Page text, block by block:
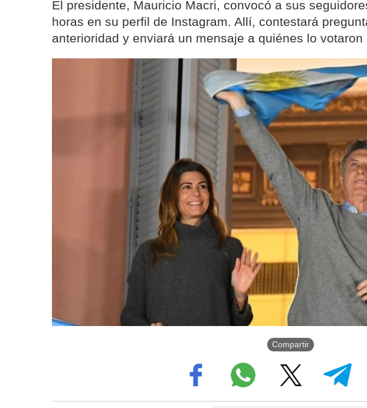
El presidente, Mauricio Macri, convocó a sus
horas en su perfil de Instagram. Allí, contestará
anterioridad y enviará un mensaje a quiénes lo votaron
Compartir